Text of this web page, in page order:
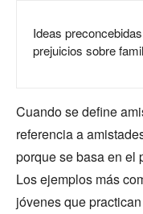
Ideas
prejuicios sobre
Cuando se define
referencia a
porque se basa en el
Los ejemplos más
jóvenes que